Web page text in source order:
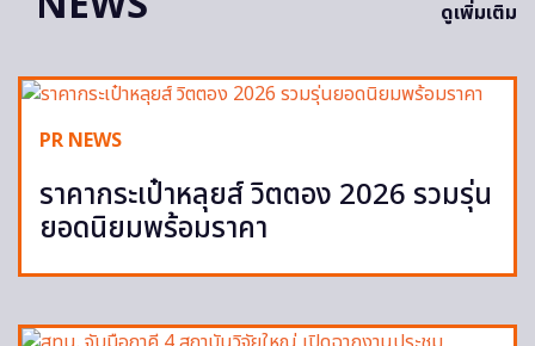
ดูเพิ่มเติม
PR NEWS
ราคากระเป๋าหลุยส์ วิตตอง 2026 รวมรุ่น
ยอดนิยมพร้อมราคา